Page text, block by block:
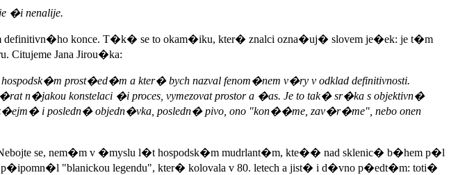
�i nenalije.
definitivn�ho konce. T�k� se to okam�iku, kter� znalci ozna�uj� slovem je�ek: je t�m
Jana Jirou�ka:
prost�ed�m a kter� bych nazval fenom�nem v�ry v odklad definitivnosti.
n�jakou konstelaci �i proces, vymezovat prostor a �as. Je to tak� sr�ka s objektivn�
i posledn� objedn�vka, posledn� pivo, ono "kon��me, zav�r�me", nebo onen
se, nem�m v �myslu l�t hospodsk�m mudrlant�m, kte�� nad sklenic� b�hem p�l
"blanickou legendu", kter� kolovala v 80. letech a jist� i d�vno p�edt�m: toti�